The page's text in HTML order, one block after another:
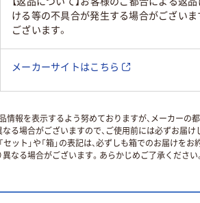
ける等の不具合が発生する場合がござい
ございます。
メーカーサイトはこちら
報を表示するよう努めておりますが、メーカーの都
る場合がございますので、ご使用前には必ずお届
ット」や「箱」の表記は、必ずしも箱でのお届けを
なる場合がございます。あらかじめご了承ください